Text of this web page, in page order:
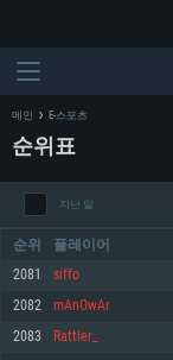
메인 E-스포츠
순위표
지난 달
순위 플레이어
2081 siffo
2082 mAnOwAr
2083 Rattler_